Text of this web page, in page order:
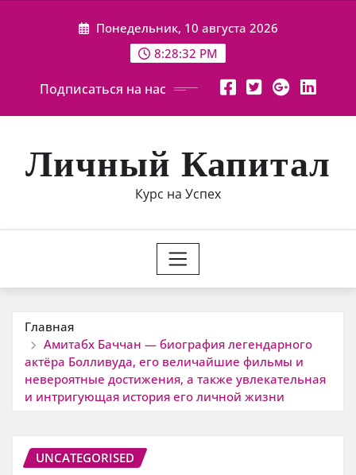
Понедельник, 10 августа 2026
8:28:33 PM
Подписаться на нас
Личный Капитал
Курс на Успех
Главная
Амитабх Баччан — биография легендарного
актёра Болливуда, его величайшие фильмы и
невероятные достижения, а также увлекательная
и интригующая история его личной жизни
UNCATEGORISED